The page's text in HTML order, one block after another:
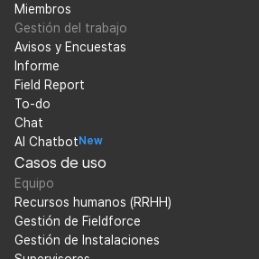
Miembros
Gestión del trabajo
Avisos y Encuestas
Informe
Field Report
To-do
Chat
AI ChatbotNew
Casos de uso
Equipo
Recursos humanos (RRHH)
Gestión de Fieldforce
Gestión de Instalaciones